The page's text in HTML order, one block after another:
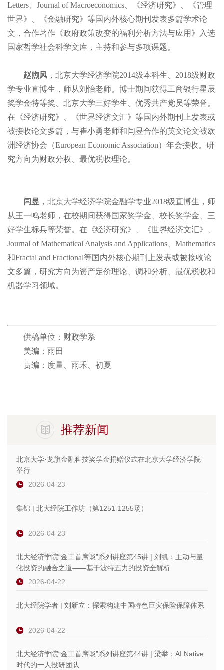
Letters、Journal of Macroeconomics、《经济研究》、《管理
世界》、《金融研究》等国内外核心期刊发表多篇学术论
文，合作著作《政府政策改变的福利分析方法与应用》入选
国家哲学社会科学文库，主持和参与多项课题。
赵煦风 ，北京大学经济学院2014级本科生、2018级财政
学专业直博生，师从刘怡老师。博士期间获得工商银行星辰
奖学金特等奖、北京大学三好学生、优秀共产党员等荣誉。
在《经济研究》、《世界经济文汇》等国内外期刊上发表或
被接收论文多篇，与崔小勇老师和闫昱合作的英文论文被欧
洲经济协会（European Economic Association）年会接收。研
究方向为财政分权、最优税收理论。
闫昱 ，北京大学经济学院金融学专业2018级直博生，师
从王一鸣老师，在校期间获得国家奖学金、校长奖学金、三
好学生标兵等荣誉。在《经济研究》、《世界经济文汇》、
Journal of Mathematical Analysis and Applications、Mathematics
和Fractal and Fractional等国内外核心期刊上发表或被接收论
文多篇，研究方向为资产定价理论、调和分析、最优税收和
机器学习领域。
供稿单位：财政学系
美编：雨田
责编：度量、雨禾、初夏
推荐新闻
北京大学·龙旗金融科技奖学金捐赠仪式在北京大学经济学院
举行
2026-04-23
集锦 | 北大经院工作坊（第1251-1255场）
2026-04-23
北大经济学院“金工首席谈”系列讲座第45讲 | 刘凯：主动与量
化投资的融合之道——基于波特五力的投资全解析
2026-04-22
北大经院学者 | 刘新立：探索构建中国特色巨灾保险保障体系
2026-04-22
北大经济学院“金工首席谈”系列讲座第44讲 | 梁举：AI Native
时代的一人投研团队